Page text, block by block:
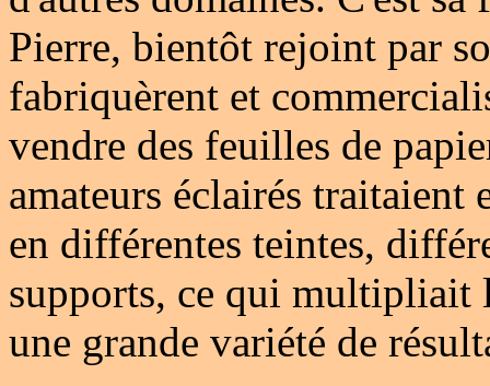
Pierre, bientôt rejoint par
fabriquèrent et
vendre des feuilles de
amateurs éclairés
en différentes teintes,
supports, ce qui multipliait
une grande variété de